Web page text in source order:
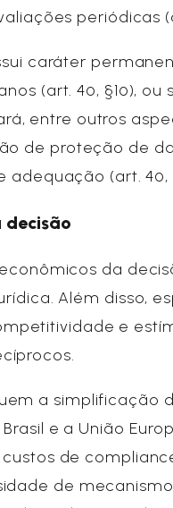
periódicas
caráter
(art. 4º, §1º), ou
entre outros
de proteção de
adequação (art. 4º,
decisão
da
Além disso,
e
a simplificação
e a União
de
de